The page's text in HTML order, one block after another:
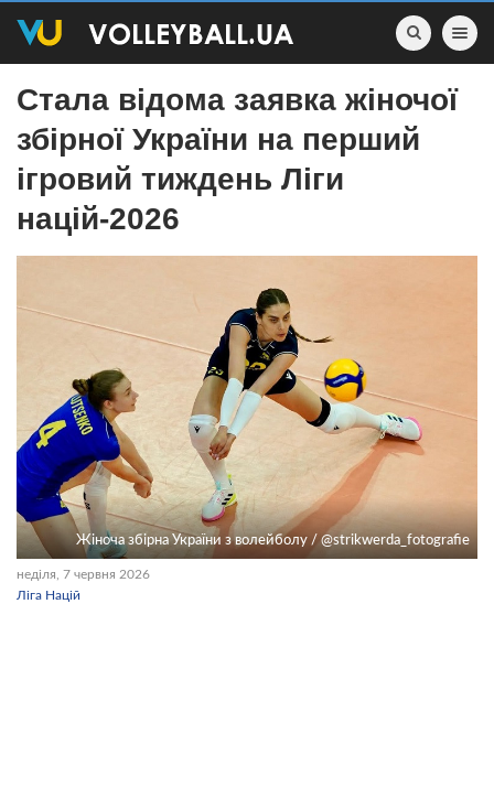
Toggle
Стала відома заявка жіночої
збірної України на перший
ігровий тиждень Ліги
націй-2026
Жіноча збірна України з волейболу / @strikwerda_fotografie
неділя, 7 червня 2026
Ліга Націй